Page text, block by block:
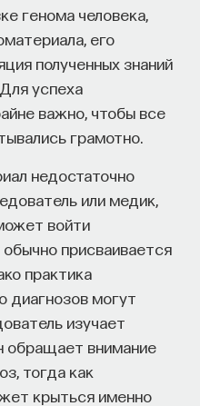
генома человека,
его
полученных знаний
успеха
важно, чтобы все
грамотно.
недостаточно
или медик,
войти
присваивается
практика
диагнозов могут
изучает
обращает внимание
тогда как
крыться именно
способами можно
поведенческую
при нарушениях
нервных
Первого МГМУ
отделением
клинической